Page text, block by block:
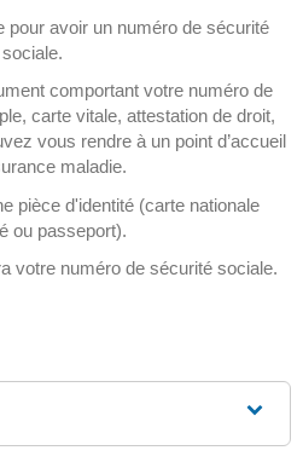
pour avoir un numéro de sécurité
sociale.
comportant votre numéro de
carte vitale, attestation de droit,
vous rendre à un point d’accueil
maladie.
pièce d'identité (carte nationale
ou passeport).
votre numéro de sécurité sociale.